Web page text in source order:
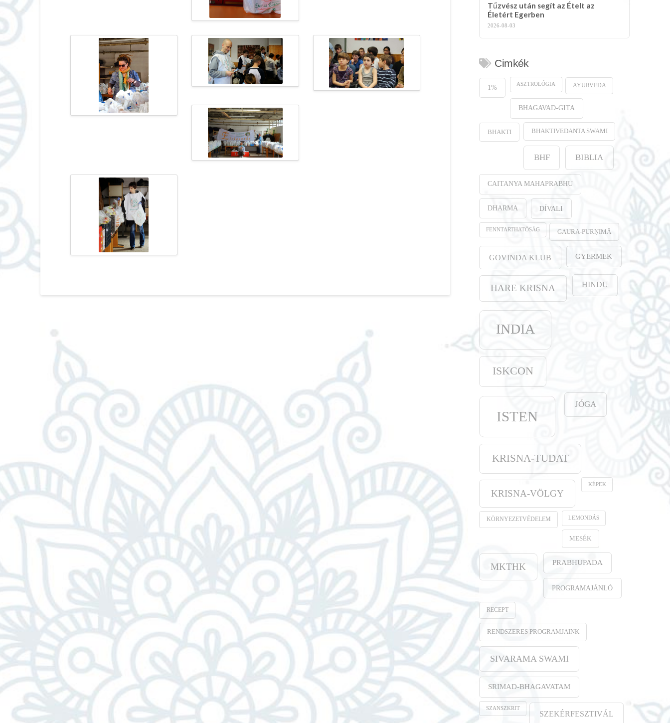
Tűzvész után segít az Ételt az
Életért Egerben
2026-08-03
Cimkék
1% ASZTROLÓGIA AYURVEDA
BHAGAVAD-GITA
BHAKTI BHAKTIVEDANTA SWAMI
BHF BIBLIA
CAITANYA MAHAPRABHU
DHARMA DÍVALI
FENNTARTHATÓSÁG GAURA-PURṆIMĀ
GOVINDA KLUB GYERMEK
HARE KRISNA HINDU
INDIA
ISKCON
ISTEN
JÓGA
KRISNA-TUDAT
KRISNA-VÖLGY
KÉPEK
KÖRNYEZETVÉDELEM LEMONDÁS
MESÉK
MKTHK PRABHUPADA
PROGRAMAJÁNLÓ
RECEPT
RENDSZERES PROGRAMJAINK
SIVARAMA SWAMI
SRIMAD-BHAGAVATAM
SZANSZKRIT
SZEKÉRFESZTIVÁL